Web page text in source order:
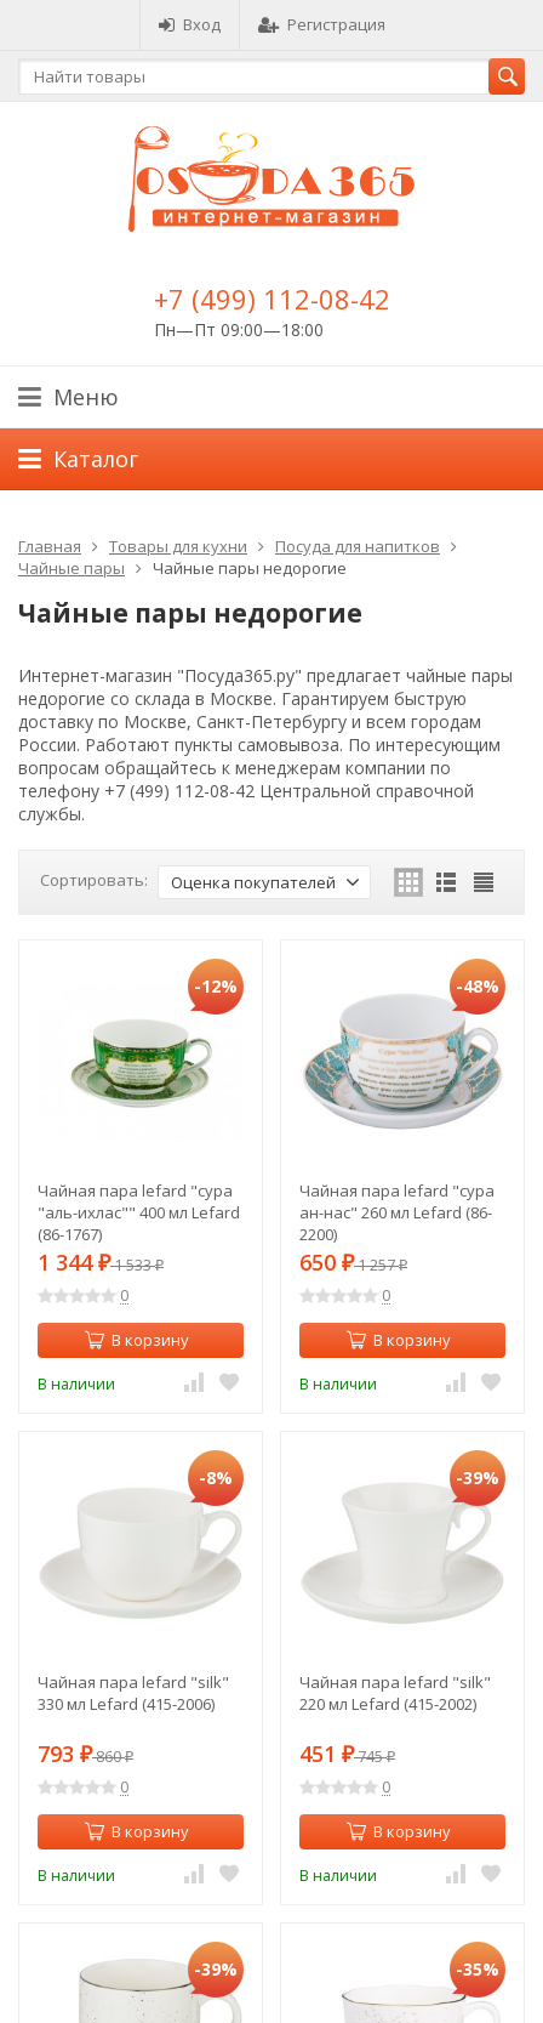
Вход Регистрация
+7 (499) 112-08-42
Пн—Пт 09:00—18:00
Меню
Каталог
Главная Товары для кухни
Посуда для напитков
Чайные пары
Чайные пары недорогие
Чайные пары недорогие
Интернет-магазин "Посуда365.ру" предлагает чайные пары
недорогие со склада в Москве. Гарантируем быструю
доставку по Москве, Санкт-Петербургу и всем городам
России. Работают пункты самовывоза. По интересующим
вопросам обращайтесь к менеджерам компании по
телефону +7 (499) 112-08-42 Центральной справочной
службы.
Сортировать: Оценка покупателей
-12%
Чайная пара lefard "сура
"аль-ихлас"" 400 мл Lefard
(86-1767)
1 344 ₽1 533₽
0
В корзину
В наличии
-48%
Чайная пара lefard "сура
ан-нас" 260 мл Lefard (86-
2200)
650 ₽1 257₽
0
В корзину
В наличии
-8%
Чайная пара lefard "silk"
330 мл Lefard (415-2006)
793 ₽860₽
0
В корзину
В наличии
-39%
Чайная пара lefard "silk"
220 мл Lefard (415-2002)
451 ₽745₽
0
В корзину
В наличии
-39% -35%